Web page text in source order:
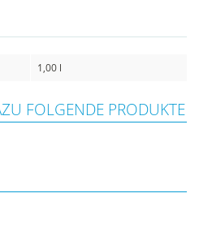
1,00 l
FOLGENDE PRODUKTE